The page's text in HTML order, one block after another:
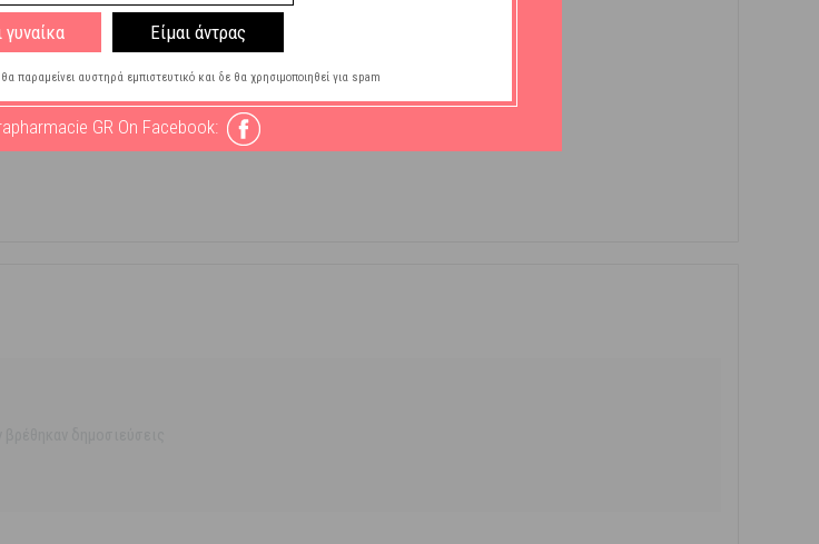
γυναίκα Είμαι άντρας
αυστηρά εμπιστευτικό και δε θα χρησιμοποιηθεί για spam
GR On Facebook: